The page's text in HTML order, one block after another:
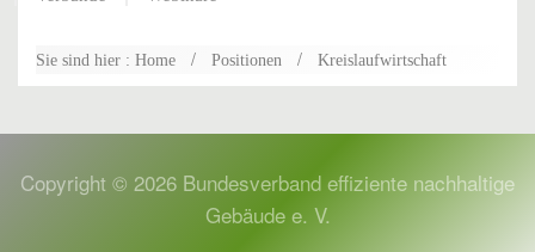
Sie sind hier : Home Positionen Kreislaufwirtschaft
Copyright © 2026 Bundesverband effiziente nachhaltige
Gebäude e. V.